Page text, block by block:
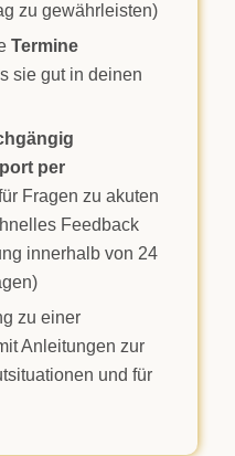
zu gewährleisten)
Termine
sie gut in deinen
per
Fragen zu akuten
Feedback
innerhalb von 24
zu einer
Anleitungen zur
und für